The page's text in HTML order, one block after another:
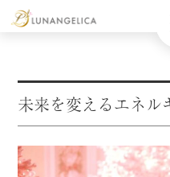
未来を変えるエネ